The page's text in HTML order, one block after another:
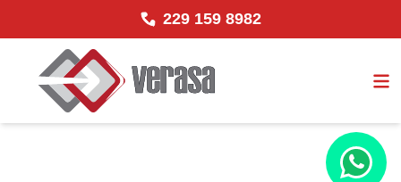
229 159 8982